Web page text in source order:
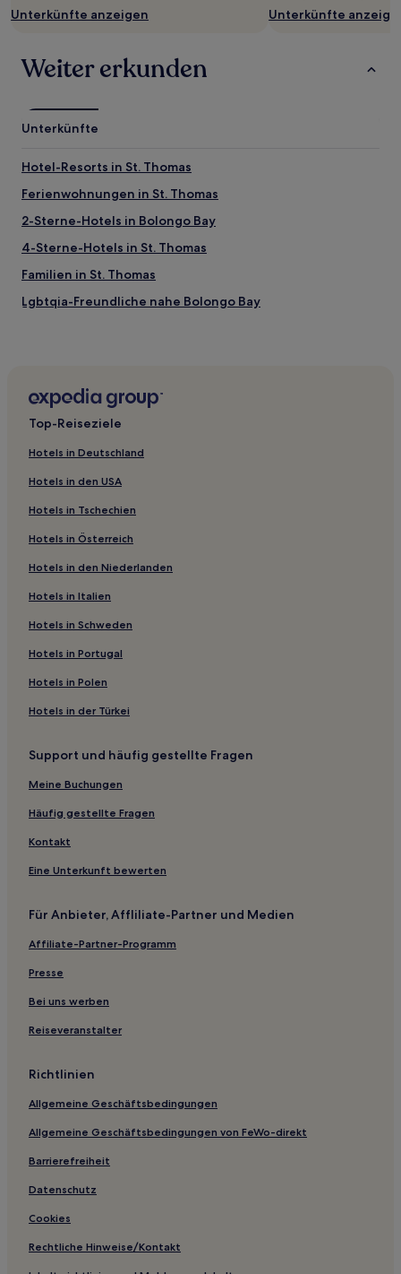
Unterkünfte anzeigen
Unterkünfte
Weiter erkunden
Unterkünfte
Hotel-Resorts in St. Thomas
Ferienwohnungen in St. Thomas
2-Sterne-Hotels in Bolongo Bay
4-Sterne-Hotels in St. Thomas
Familien in St. Thomas
Lgbtqia-Freundliche nahe Bolongo Bay
Golf nahe Bolongo Bay
Hotels nahe Yacht Haven Grande Marina
Hotels nahe Pineapple Beach
Hotels nahe Cathedral of St. Peter and St. Paul
Hotels nahe Grand Hotel
Hotels nahe Magens Bay Beach
Estate Bolongo Hotels
Hotels nahe Schloss Blackbeards
Estate Hospital Ground Hotels
Hotels nahe Mahogany Run Golf Course
Hotels nahe 99 Steps
Hotels nahe Bolongo Bay
Top-Reiseziele
Hotels in Deutschland
Hotels in den USA
Hotels in Tschechien
Hotels in Österreich
Hotels in den Niederlanden
Hotels in Italien
Hotels in Schweden
Hotels in Portugal
Hotels in Polen
Hotels in der Türkei
Support und häufig gestellte Fragen
Meine Buchungen
Häufig gestellte Fragen
Kontakt
Eine Unterkunft bewerten
Für Anbieter, Affliliate-Partner und Medien
Affiliate-Partner-Programm
Presse
Bei uns werben
Reiseveranstalter
Richtlinien
Allgemeine Geschäftsbedingungen
Allgemeine Geschäftsbedingungen von FeWo-direkt
Barrierefreiheit
Datenschutz
Cookies
Rechtliche Hinweise/Kontakt